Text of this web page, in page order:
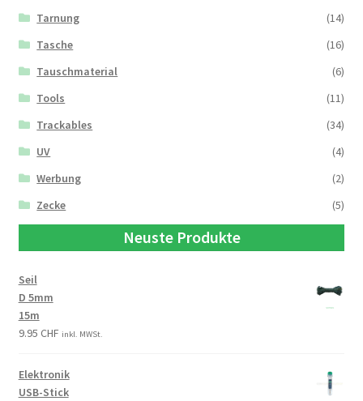
Tarnung
(14)
Tasche
(16)
Tauschmaterial
(6)
Tools
(11)
Trackables
(34)
UV
(4)
Werbung
(2)
Zecke
(5)
Neuste Produkte
Seil
D 5mm
15m
9.95 CHF inkl. MWSt.
Elektronik
USB-Stick